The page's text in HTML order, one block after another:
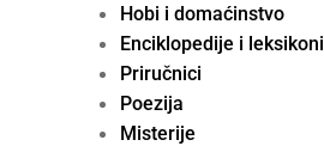
Hobi i domaćinstvo
Enciklopedije i leksikoni
Priručnici
Poezija
Misterije